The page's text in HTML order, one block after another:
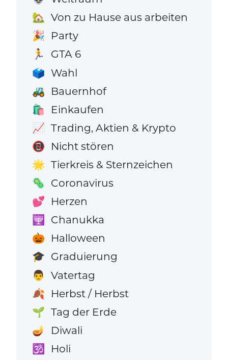
🏡 Von zu Hause aus arbeiten
🎉 Party
🏃 GTA 6
🗳️ Wahl
🚜 Bauernhof
🛍️ Einkaufen
📈 Trading, Aktien & Krypto
📵 Nicht stören
🌟 Tierkreis & Sternzeichen
🦠 Coronavirus
💕 Herzen
🕎 Chanukka
🎃 Halloween
🎓 Graduierung
👨 Vatertag
🍂 Herbst / Herbst
🌱 Tag der Erde
🪔 Diwali
🕉️ Holi